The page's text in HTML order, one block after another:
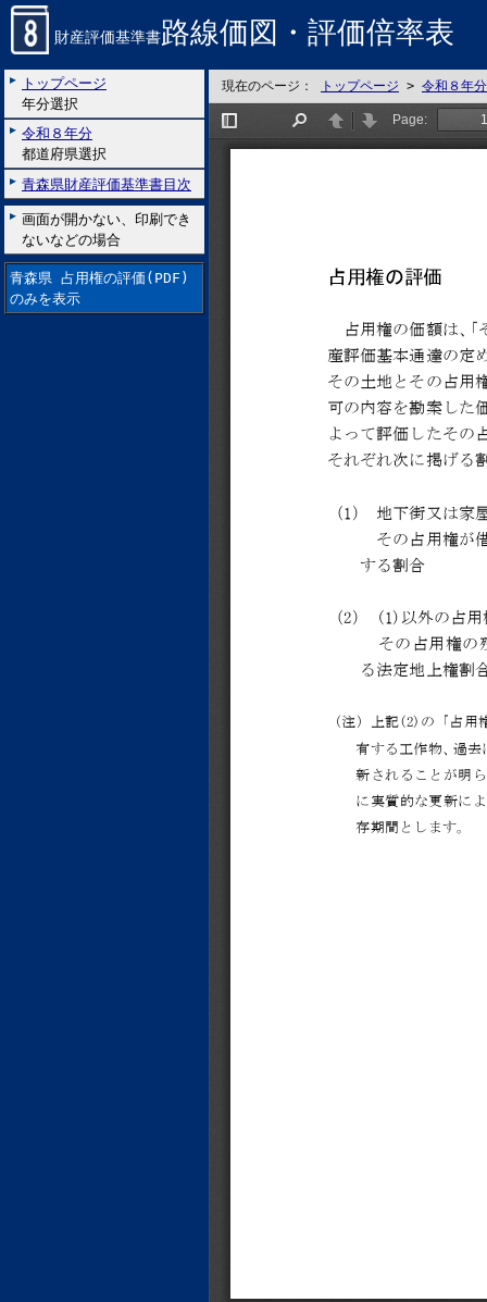
財産評価基準書路線価図・評価倍率表
トップページ
年分選択
令和８年分
都道府県選択
青森県財産評価基準書目次
画面が開かない、印刷でき
ないなどの場合
青森県 占用権の評価(PDF)
のみを表示
現在のページ： トップページ > 令和８年分